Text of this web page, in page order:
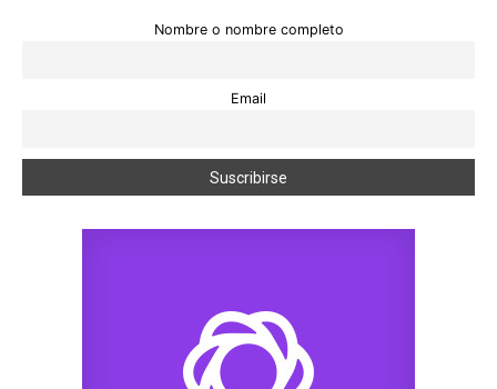
Nombre o nombre completo
Email